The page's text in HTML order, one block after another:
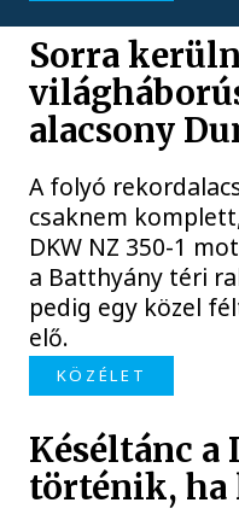
Sorra
alacsony
A folyó
csaknem
DKW NZ 350-1
a Batthyány téri
pedig egy közel
elő.
KÖZÉLET
Késéltánc a
történik, ha